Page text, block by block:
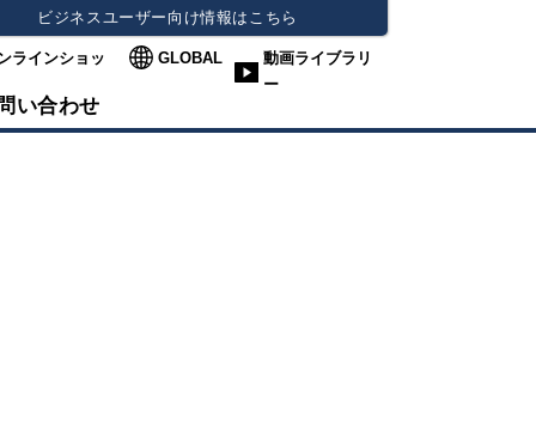
ビジネスユーザー向け情報はこちら
ラインショッ GLOBAL
動画ライブラリ
ー
い合わせ